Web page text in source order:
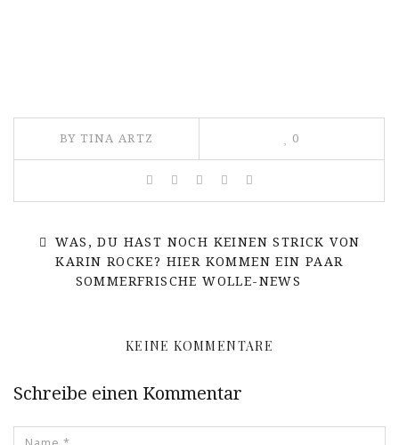
BY TINA ARTZ 0
WAS, DU HAST NOCH KEINEN STRICK VON
KARIN ROCKE? HIER KOMMEN EIN PAAR
SOMMERFRISCHE WOLLE-NEWS
KEINE KOMMENTARE
Schreibe einen Kommentar